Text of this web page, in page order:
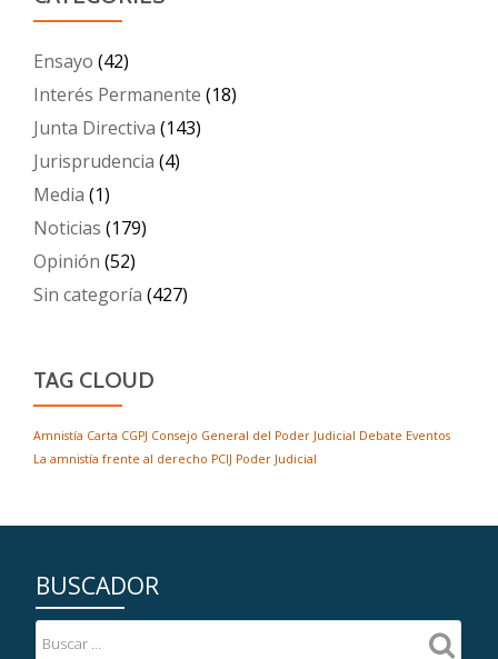
Ensayo (42)
Interés Permanente (18)
Junta Directiva (143)
Jurisprudencia (4)
Media (1)
Noticias (179)
Opinión (52)
Sin categoría (427)
TAG CLOUD
Amnistía Carta CGPJ Consejo General del Poder Judicial Debate Eventos
La amnistía frente al derecho PCIJ Poder Judicial
BUSCADOR